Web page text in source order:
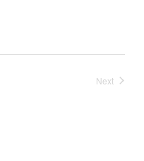
Next